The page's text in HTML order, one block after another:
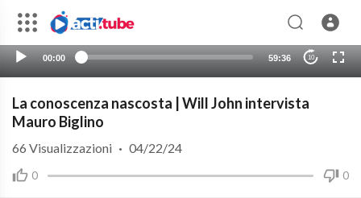
00:00 59:36 10
La conoscenza nascosta | Will John intervista
Mauro Biglino
0 0
66 Visualizzazioni · 04/22/24